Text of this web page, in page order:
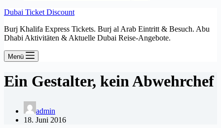
Dubai Ticket Discount
Burj Khalifa Express Tickets. Burj al Arab Eintritt & Besuch. Abu
Dhabi Aktivitäten & Aktuelle Dubai Reise-Angebote.
Menü
Ein Gestalter, kein Abwehrchef
admin
18. Juni 2016